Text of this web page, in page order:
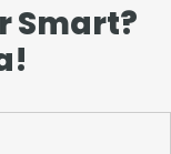
Smart?